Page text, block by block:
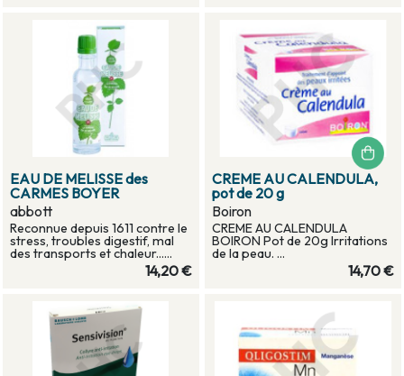
EAU DE MELISSE des
CARMES BOYER
abbott
Reconnue depuis 1611 contre le
stress, troubles digestif, mal
des transports et chaleur......
14,20 €
CREME AU CALENDULA,
pot de 20 g
Boiron
CREME AU CALENDULA
BOIRON Pot de 20g Irritations
de la peau. ...
14,70 €